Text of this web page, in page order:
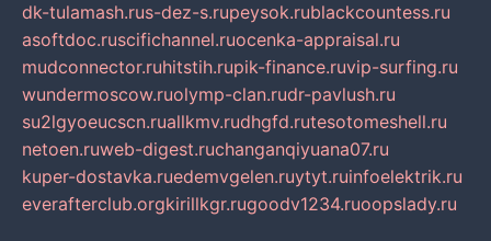
dk-tulamash.rus-dez-s.rupeysok.rublackcountess.ru
asoftdoc.ruscifichannel.ruocenka-appraisal.ru
mudconnector.ruhitstih.rupik-finance.ruvip-surfing.ru
wundermoscow.ruolymp-clan.rudr-pavlush.ru
su2lgyoeucscn.ruallkmv.rudhgfd.rutesotomeshell.ru
netoen.ruweb-digest.ruchanganqiyuana07.ru
kuper-dostavka.ruedemvgelen.ruytyt.ruinfoelektrik.ru
everafterclub.orgkirillkgr.rugoodv1234.ruoopslady.ru